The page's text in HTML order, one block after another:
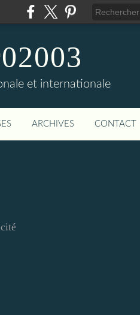
et internationale
ARCHIVES CONTACT